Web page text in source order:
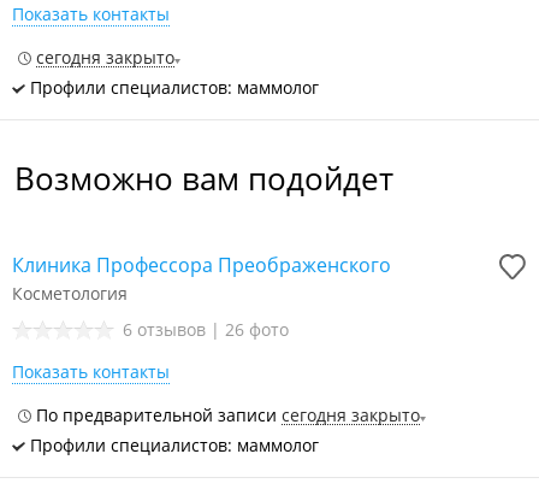
Показать контакты
сегодня закрыто
Профили специалистов: маммолог
Возможно вам подойдет
Клиника Профессора Преображенского
Косметология
6 отзывов | 26 фото
Показать контакты
По предварительной записи сегодня закрыто
Профили специалистов: маммолог